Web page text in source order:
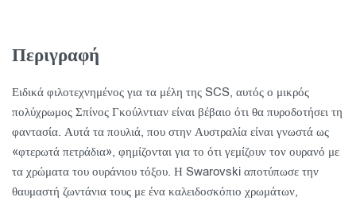
Περιγραφή
Ειδικά φιλοτεχνημένος για τα μέλη της SCS, αυτός ο μικρός
πολύχρωμος Σπίνος Γκούλντιαν είναι βέβαιο ότι θα πυροδοτήσει τη
φαντασία. Αυτά τα πουλιά, που στην Αυστραλία είναι γνωστά ως
«φτερωτά πετράδια», φημίζονται για το ότι γεμίζουν τον ουρανό με
τα χρώματα του ουράνιου τόξου. Η Swarovski αποτύπωσε την
θαυμαστή ζωντάνια τους με ένα καλειδοσκόπιο χρωμάτων,